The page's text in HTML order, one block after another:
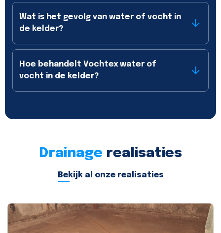
Wat is het gevolg van water of vocht in
de kelder?
Hoe behandelt Vochtex water of
vocht in de kelder?
Drainage realisaties
Bekijk al onze realisaties